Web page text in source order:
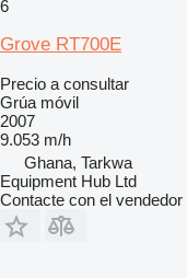
6
Grove RT700E
Precio a consultar
Grúa móvil
2007
9.053 m/h
Ghana, Tarkwa
Equipment Hub Ltd
Contacte con el vendedor